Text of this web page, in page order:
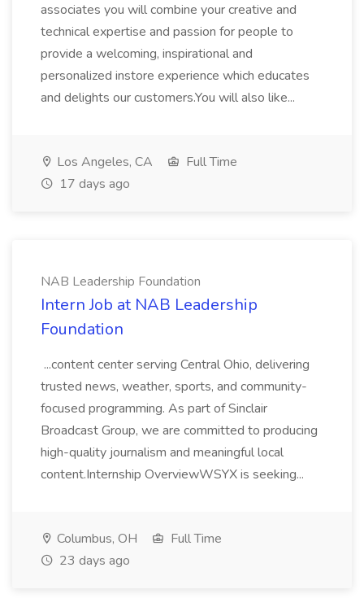
associates you will combine your creative and
technical expertise and passion for people to
provide a welcoming, inspirational and
personalized instore experience which educates
and delights our customers.You will also like...
Los Angeles, CA
Full Time
17 days ago
NAB Leadership Foundation
Intern Job at NAB Leadership
Foundation
...content center serving Central Ohio, delivering
trusted news, weather, sports, and community-
focused programming. As part of Sinclair
Broadcast Group, we are committed to producing
high-quality journalism and meaningful local
content.Internship OverviewWSYX is seeking...
Columbus, OH
Full Time
23 days ago